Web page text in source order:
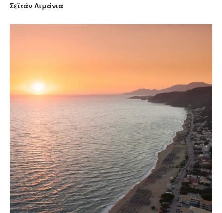
Σεϊτάν Λιμάνια